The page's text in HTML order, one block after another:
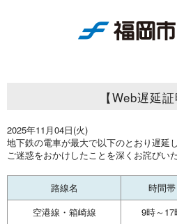
【Web遅延証
2025年11月04日(火)
地下鉄の電車が最大で以下のとおり遅延
ご迷惑をおかけしたことを深くお詫びいた
路線名 時間帯
空港線・箱崎線
9時～17